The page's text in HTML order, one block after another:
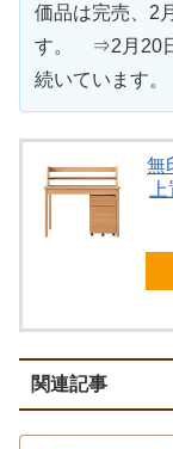
価品は完売、2
す。 ⇒2月20日
続いています。
無
関連記事